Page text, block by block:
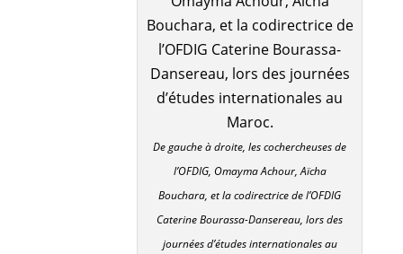
De gauche à droite, les cochercheuses de
l’OFDIG, Omayma Achour, Aïcha
Bouchara, et la codirectrice de l’OFDIG
Caterine Bourassa-Dansereau, lors des
journées d’études internationales au